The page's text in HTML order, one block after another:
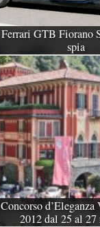
Ferrari GTB Fiorano
spia
Concorso
2012 dal 25 al